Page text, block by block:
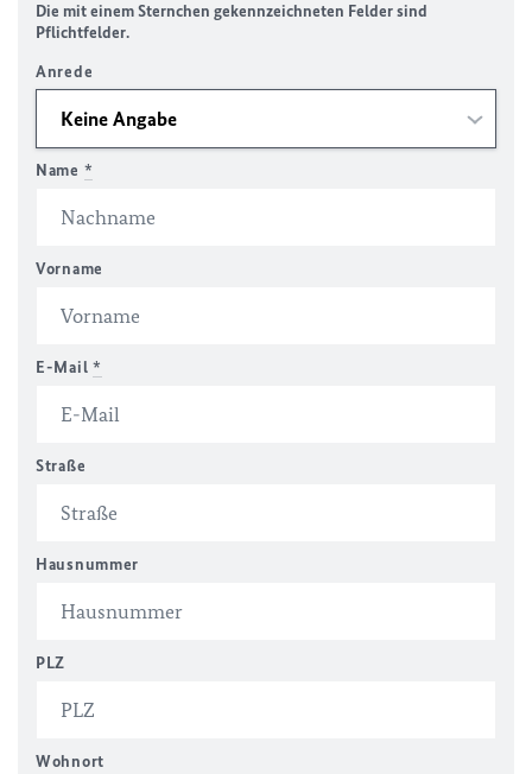
Die mit einem Sternchen gekennzeichneten Felder sind
Pflichtfelder.
Anrede
Name *
Vorname
E-Mail *
Straße
Hausnummer
PLZ
Wohnort